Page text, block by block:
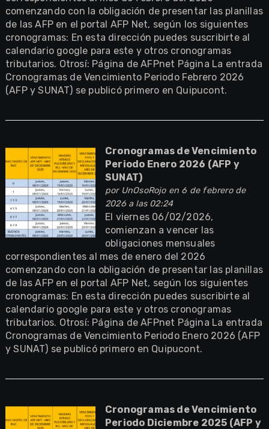
comenzando con la obligación de presentar las planillas
de las AFP en el portal AFP Net, según los siguientes
cronogramas: En esta dirección puedes suscribirte al
calendario google para este y otros cronogramas
tributarios. Otrosí: Página de AFPnet Página La entrada
Cronogramas de Vencimiento Periodo Febrero 2026
(AFP y SUNAT) se publicó primero en Quipucont.
Cronogramas de Vencimiento
Periodo Enero 2026 (AFP y
SUNAT)
por UnOsoRojoen 6 de febrero de
2026 a las 02:24
El viernes 06/02/2026,
comienzan a vencer las
obligaciones mensuales
correspondientes al mes de enero del 2026
comenzando con la obligación de presentar las planillas
de las AFP en el portal AFP Net, según los siguientes
cronogramas: En esta dirección puedes suscribirte al
calendario google para este y otros cronogramas
tributarios. Otrosí: Página de AFPnet Página La entrada
Cronogramas de Vencimiento Periodo Enero 2026 (AFP
y SUNAT) se publicó primero en Quipucont.
Cronogramas de Vencimiento
Periodo Diciembre 2025 (AFP y